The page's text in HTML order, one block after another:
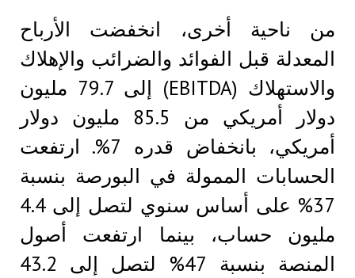
من ناحية أخرى، انخفضت الأرباح
المعدلة قبل الفوائد والضرائب والإهلاك
والاستهلاك (EBITDA) إلى 79.7 مليون
دولار أمريكي من 85.5 مليون دولار
أمريكي، بانخفاض قدره 7%. ارتفعت
الحسابات الممولة في البورصة بنسبة
37% على أساس سنوي لتصل إلى 4.4
مليون حساب، بينما ارتفعت أصول
المنصة بنسبة 47% لتصل إلى 43.2